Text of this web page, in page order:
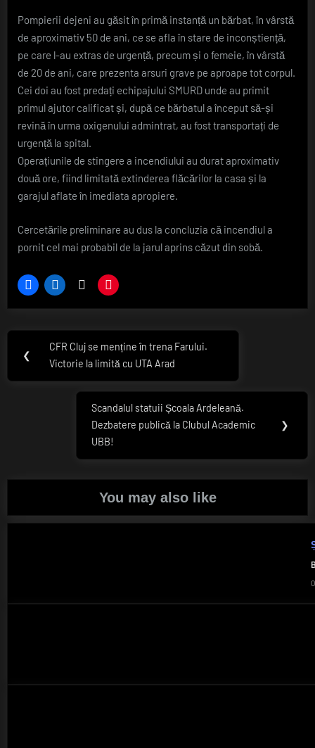
Pompierii dejeni au găsit în primă instanță un bărbat, în vârstă
de aproximativ 50 de ani, ce se afla în stare de inconștiență,
pe care l-au extras de urgență, precum și o femeie, în vârstă
de 20 de ani, care prezenta arsuri grave pe aproape tot corpul.
Cei doi au fost predați echipajului SMURD unde au primit
primul ajutor calificat și, după ce bărbatul a început să-și
revină în urma oxigenului admintrat, au fost transportați de
urgență la spital.
Operațiunile de stingere a incendiului au durat aproximativ
două ore, fiind limitată extinderea flăcărilor la casa și la
garajul aflate în imediata apropiere.
Cercetările preliminare au dus la concluzia că incendiul a
pornit cel mai probabil de la jarul aprins căzut din sobă.
Navigare
❮
Previous
Post:
CFR Cluj se menține în trena Farului.
Victorie la limită cu UTA Arad
Next
Post:
Scandalul statuii Școala Ardeleană.
Dezbatere publică la Clubul Academic
UBB!
❯
You may also like